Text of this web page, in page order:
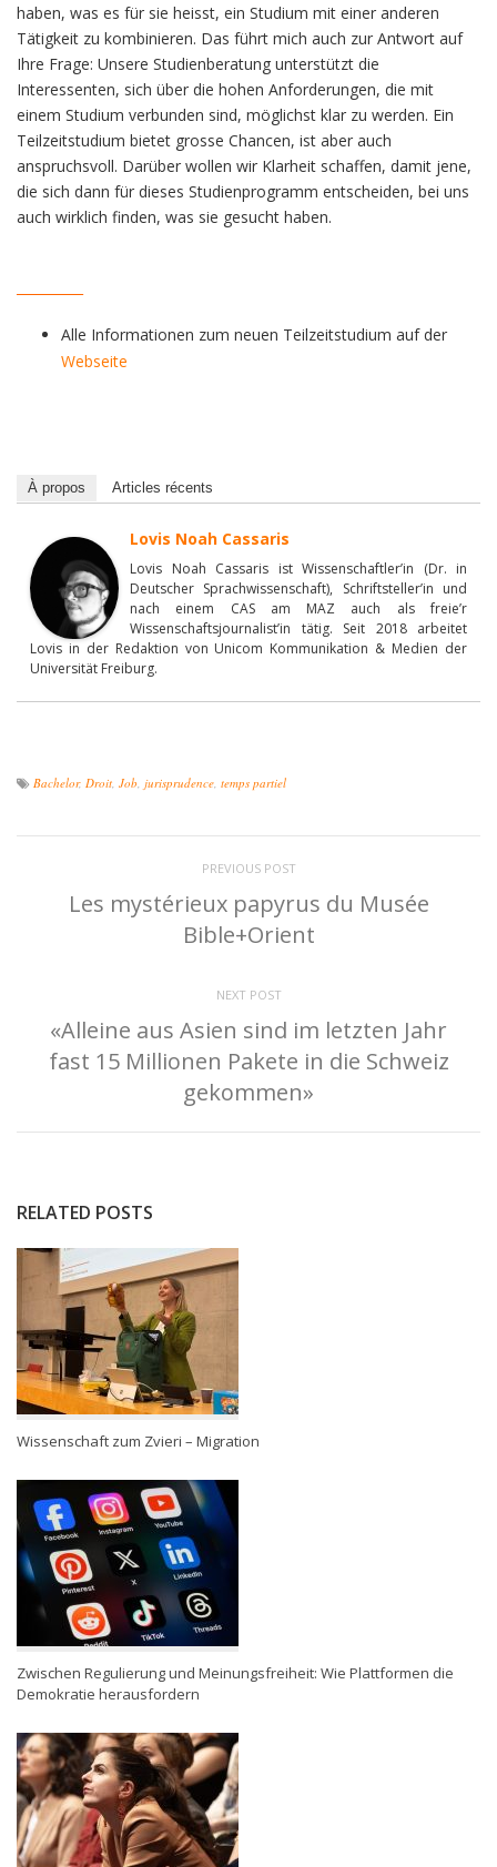
haben, was es für sie heisst, ein Studium mit einer anderen
Tätigkeit zu kombinieren. Das führt mich auch zur Antwort auf
Ihre Frage: Unsere Studienberatung unterstützt die
Interessenten, sich über die hohen Anforderungen, die mit
einem Studium verbunden sind, möglichst klar zu werden. Ein
Teilzeitstudium bietet grosse Chancen, ist aber auch
anspruchsvoll. Darüber wollen wir Klarheit schaffen, damit jene,
die sich dann für dieses Studienprogramm entscheiden, bei uns
auch wirklich finden, was sie gesucht haben.
Alle Informationen zum neuen Teilzeitstudium auf der
Webseite
À propos Articles récents
Lovis Noah Cassaris
Lovis Noah Cassaris ist Wissenschaftler’in (Dr. in
Deutscher Sprachwissenschaft), Schriftsteller’in und
nach einem CAS am MAZ auch als freie’r
Wissenschaftsjournalist’in tätig. Seit 2018 arbeitet
Lovis in der Redaktion von Unicom Kommunikation & Medien der
Universität Freiburg.
Bachelor, Droit Job jurisprudence temps partiel
PREVIOUS POST
Les mystérieux papyrus du Musée
Bible+Orient
NEXT POST
«Alleine aus Asien sind im letzten Jahr
fast 15 Millionen Pakete in die Schweiz
gekommen»
RELATED POSTS
Wissenschaft zum Zvieri – Migration
Zwischen Regulierung und Meinungsfreiheit: Wie Plattformen die
Demokratie herausfordern